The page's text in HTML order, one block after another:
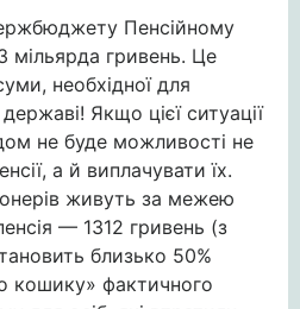
Пенсійному
мільярда гривень. Це
необхідної для
Якщо цієї ситуації
не буде можливості не
а й виплачувати їх.
живуть за межею
— 1312 гривень (з
близько 50%
кошику» фактичного